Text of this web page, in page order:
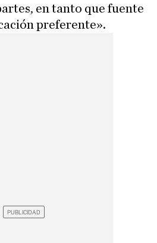
en tanto que fuente
preferente».